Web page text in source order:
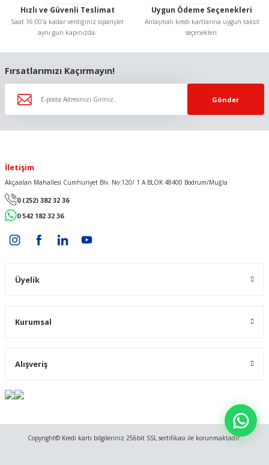
Hızlı ve Güvenli Teslimat
Saat 16:00'a kadar verdiğiniz siparişler
aynı gün kapınızda.
Uygun Ödeme Seçenekleri
Anlaşmalı kredi kartlarına uygun taksit
seçenekleri.
Fırsatlarımızı Kaçırmayın!
Gönder
İletişim
Akçaalan Mahallesi Cumhuriyet Blv. No:120/ 1 A BLOK 48400 Bodrum/Muğla
0 (252) 382 32 36
0 542 182 32 36
Üyelik
Kurumsal
Alışveriş
Copyright© Kredi kartı bilgileriniz 256bit SSL sertifikası ile korunmaktadır.